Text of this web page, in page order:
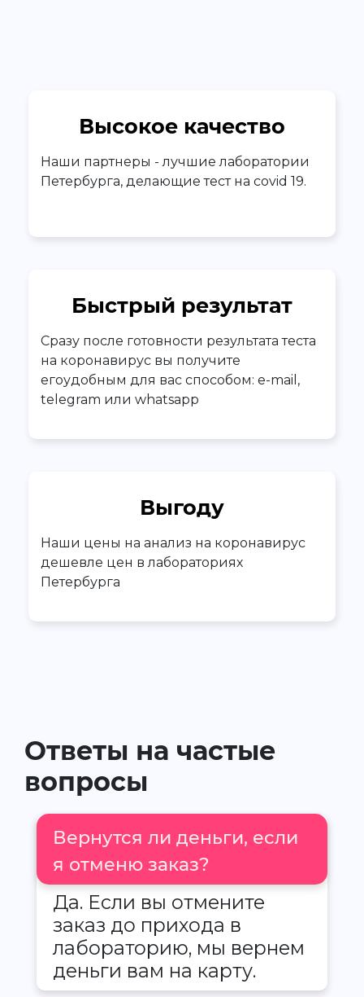
Высокое качество
Наши партнеры - лучшие лаборатории
Петербурга, делающие тест на covid 19.
Быстрый результат
Сразу после готовности результата теста
на коронавирус вы получите
егоудобным для вас способом: e-mail,
telegram или whatsapp
Выгоду
Наши цены на анализ на коронавирус
дешевле цен в лабораториях
Петербурга
Ответы на частые
вопросы
Вернутся ли деньги, если
я отменю заказ?
Да. Если вы отмените
заказ до прихода в
лабораторию, мы вернем
деньги вам на карту.